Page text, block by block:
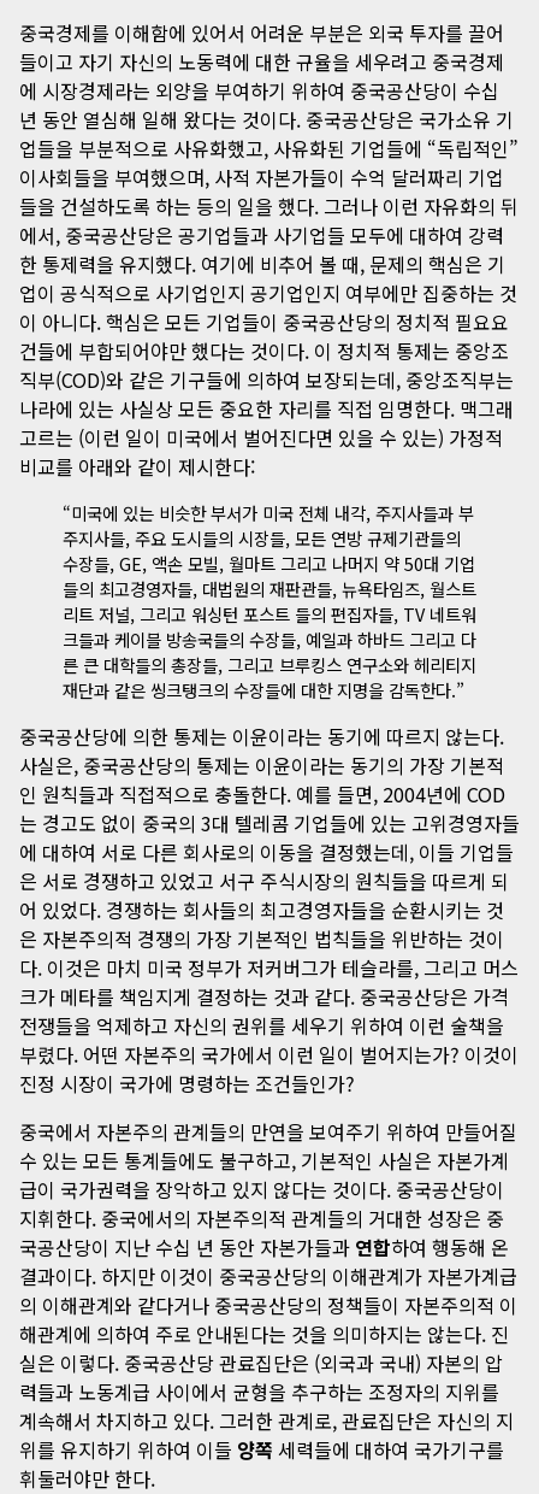
중국경제를 이해함에 있어서 어려운 부분은 외국 투자를 끌어
들이고 자기 자신의 노동력에 대한 규율을 세우려고 중국경제
에 시장경제라는 외양을 부여하기 위하여 중국공산당이 수십
년 동안 열심해 일해 왔다는 것이다. 중국공산당은 국가소유 기
업들을 부분적으로 사유화했고, 사유화된 기업들에 “독립적인”
이사회들을 부여했으며, 사적 자본가들이 수억 달러짜리 기업
들을 건설하도록 하는 등의 일을 했다. 그러나 이런 자유화의 뒤
에서, 중국공산당은 공기업들과 사기업들 모두에 대하여 강력
한 통제력을 유지했다. 여기에 비추어 볼 때, 문제의 핵심은 기
업이 공식적으로 사기업인지 공기업인지 여부에만 집중하는 것
이 아니다. 핵심은 모든 기업들이 중국공산당의 정치적 필요요
건들에 부합되어야만 했다는 것이다. 이 정치적 통제는 중앙조
직부(COD)와 같은 기구들에 의하여 보장되는데, 중앙조직부는
나라에 있는 사실상 모든 중요한 자리를 직접 임명한다. 맥그래
고르는 (이런 일이 미국에서 벌어진다면 있을 수 있는) 가정적
비교를 아래와 같이 제시한다:
“미국에 있는 비슷한 부서가 미국 전체 내각, 주지사들과 부
주지사들, 주요 도시들의 시장들, 모든 연방 규제기관들의
수장들, GE, 액손 모빌, 월마트 그리고 나머지 약 50대 기업
들의 최고경영자들, 대법원의 재판관들, 뉴욕타임즈, 월스트
리트 저널, 그리고 워싱턴 포스트 들의 편집자들, TV 네트워
크들과 케이블 방송국들의 수장들, 예일과 하바드 그리고 다
른 큰 대학들의 총장들, 그리고 브루킹스 연구소와 헤리티지
재단과 같은 씽크탱크의 수장들에 대한 지명을 감독한다.”
중국공산당에 의한 통제는 이윤이라는 동기에 따르지 않는다.
사실은, 중국공산당의 통제는 이윤이라는 동기의 가장 기본적
인 원칙들과 직접적으로 충돌한다. 예를 들면, 2004년에 COD
는 경고도 없이 중국의 3대 텔레콤 기업들에 있는 고위경영자들
에 대하여 서로 다른 회사로의 이동을 결정했는데, 이들 기업들
은 서로 경쟁하고 있었고 서구 주식시장의 원칙들을 따르게 되
어 있었다. 경쟁하는 회사들의 최고경영자들을 순환시키는 것
은 자본주의적 경쟁의 가장 기본적인 법칙들을 위반하는 것이
다. 이것은 마치 미국 정부가 저커버그가 테슬라를, 그리고 머스
크가 메타를 책임지게 결정하는 것과 같다. 중국공산당은 가격
전쟁들을 억제하고 자신의 권위를 세우기 위하여 이런 술책을
부렸다. 어떤 자본주의 국가에서 이런 일이 벌어지는가? 이것이
진정 시장이 국가에 명령하는 조건들인가?
중국에서 자본주의 관계들의 만연을 보여주기 위하여 만들어질
수 있는 모든 통계들에도 불구하고, 기본적인 사실은 자본가계
급이 국가권력을 장악하고 있지 않다는 것이다. 중국공산당이
지휘한다. 중국에서의 자본주의적 관계들의 거대한 성장은 중
국공산당이 지난 수십 년 동안 자본가들과 연합하여 행동해 온
결과이다. 하지만 이것이 중국공산당의 이해관계가 자본가계급
의 이해관계와 같다거나 중국공산당의 정책들이 자본주의적 이
해관계에 의하여 주로 안내된다는 것을 의미하지는 않는다. 진
실은 이렇다. 중국공산당 관료집단은 (외국과 국내) 자본의 압
력들과 노동계급 사이에서 균형을 추구하는 조정자의 지위를
계속해서 차지하고 있다. 그러한 관계로, 관료집단은 자신의 지
위를 유지하기 위하여 이들 양쪽 세력들에 대하여 국가기구를
휘둘러야만 한다.